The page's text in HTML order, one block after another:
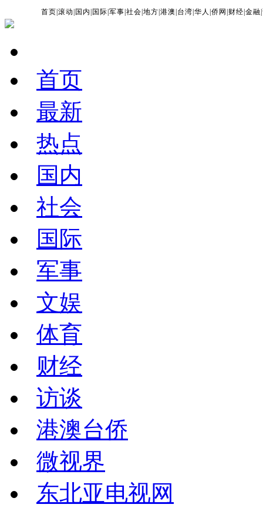
首页 |滚动 国内 国际 |军事 |社会 |地方 |港澳 台湾 |华人 |侨网 财经 |金融 |
首页
最新
热点
国内
社会
国际
军事
文娱
体育
财经
访谈
港澳台侨
微视界
东北亚电视网